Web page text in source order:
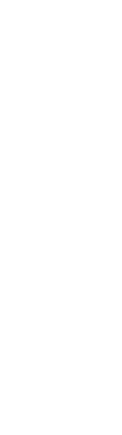
COCKETT
REGIME
COL DE
COLIQUE
COLIQUE
COLITE
COLITE